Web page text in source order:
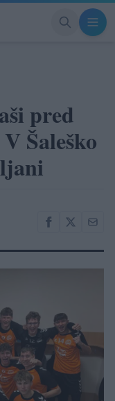
pred
Šaleško